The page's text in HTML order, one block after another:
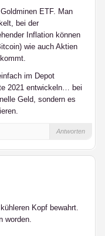
ETF. Man
bei der
Inflation können
wie auch Aktien
im Depot
2021 entwickeln… bei
Geld, sondern es
Antworten
Kopf bewahrt.
worden.